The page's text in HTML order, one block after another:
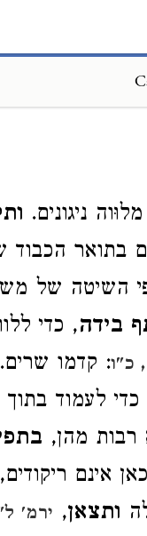
ניגונים.
בתואר הכבוד
השיטה של
בידה, כדי
כ"ו: קדמו
כדי לעמוד
מהן,
אינם
ותצאן, ירמ'